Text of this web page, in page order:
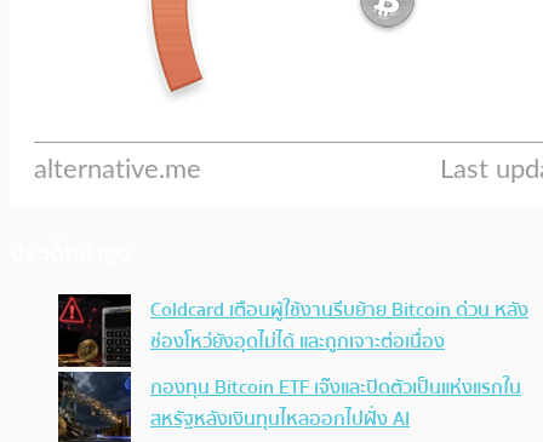
Coldcard เตือนผู้ใช้งานรีบย้าย Bitcoin ด่วน หลัง
ช่องโหว่ยังอุดไม่ได้ และถูกเจาะต่อเนื่อง
กองทุน Bitcoin ETF เจ๊งและปิดตัวเป็นแห่งแรกใน
สหรัฐหลังเงินทุนไหลออกไปฝั่ง AI